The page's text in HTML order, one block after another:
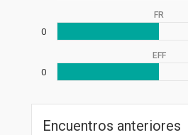
FR
0
EFF
0
Encuentros anteriores